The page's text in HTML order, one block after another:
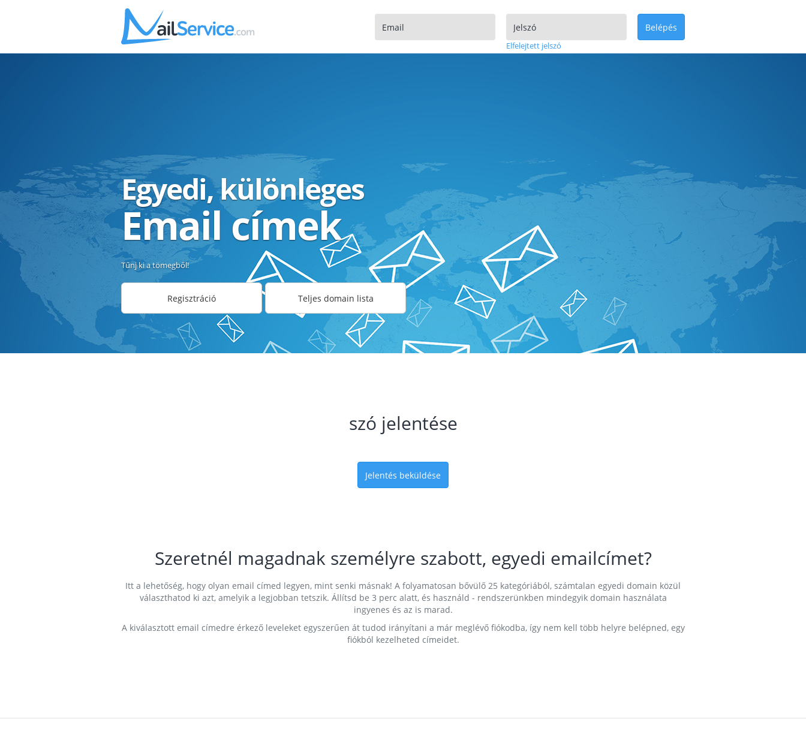
Elfelejtett jelszó
Belépés
Egyedi, különleges
Email címek
Tűnj ki a tömegből!
Regisztráció Teljes domain lista
szó jelentése
Jelentés beküldése
Szeretnél magadnak személyre szabott, egyedi emailcímet?
Itt a lehetőség, hogy olyan email címed legyen, mint senki másnak! A folyamatosan bővülő 25 kategóriából, számtalan egyedi domain közül
választhatod ki azt, amelyik a legjobban tetszik. Állítsd be 3 perc alatt, és használd - rendszerünkben mindegyik domain használata
ingyenes és az is marad.
A kiválasztott email címedre érkező leveleket egyszerűen át tudod irányítani a már meglévő fiókodba, így nem kell több helyre belépned, egy
fiókból kezelheted címeidet.